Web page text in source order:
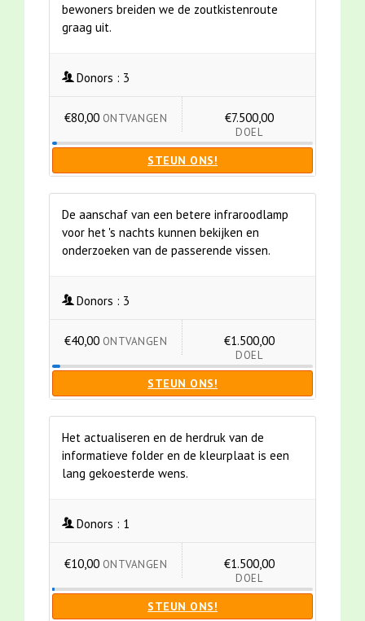
bewoners breiden we de zoutkistenroute
graag uit.
Donors : 3
€80,00 ONTVANGEN €7.500,00
DOEL
STEUN ONS!
De aanschaf van een betere infraroodlamp
voor het 's nachts kunnen bekijken en
onderzoeken van de passerende vissen.
Donors : 3
€40,00 ONTVANGEN €1.500,00
DOEL
STEUN ONS!
Het actualiseren en de herdruk van de
informatieve folder en de kleurplaat is een
lang gekoesterde wens.
Donors : 1
€10,00 ONTVANGEN €1.500,00
DOEL
STEUN ONS!